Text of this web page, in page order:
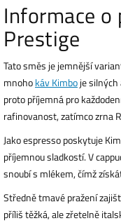
Informace
Prestige
Tato směs je jemnější
mnohokáv Kimboje
proto příjemná pro
rafinovanost, zatímco zrna
Jako espresso poskytuje
příjemnou sladkostí. V
snoubí s mlékem, čímž
Středně tmavé pražení
příliš těžká, ale zřetelně